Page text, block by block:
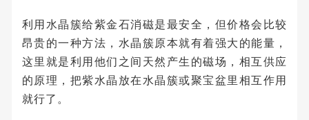
利用水晶簇给紫金石消磁是最安全，但价格会比较
昂贵的一种方法，水晶簇原本就有着强大的能量，
这里就是利用他们之间天然产生的磁场，相互供应
的原理，把紫水晶放在水晶簇或聚宝盆里相互作用
就行了。